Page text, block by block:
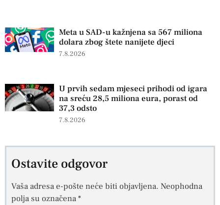
Meta u SAD-u kažnjena sa 567 miliona
dolara zbog štete nanijete djeci
7.8.2026
U prvih sedam mjeseci prihodi od igara
na sreću 28,5 miliona eura, porast od
37,3 odsto
7.8.2026
Ostavite odgovor
Vaša adresa e-pošte neće biti objavljena. Neophodna
polja su označena*